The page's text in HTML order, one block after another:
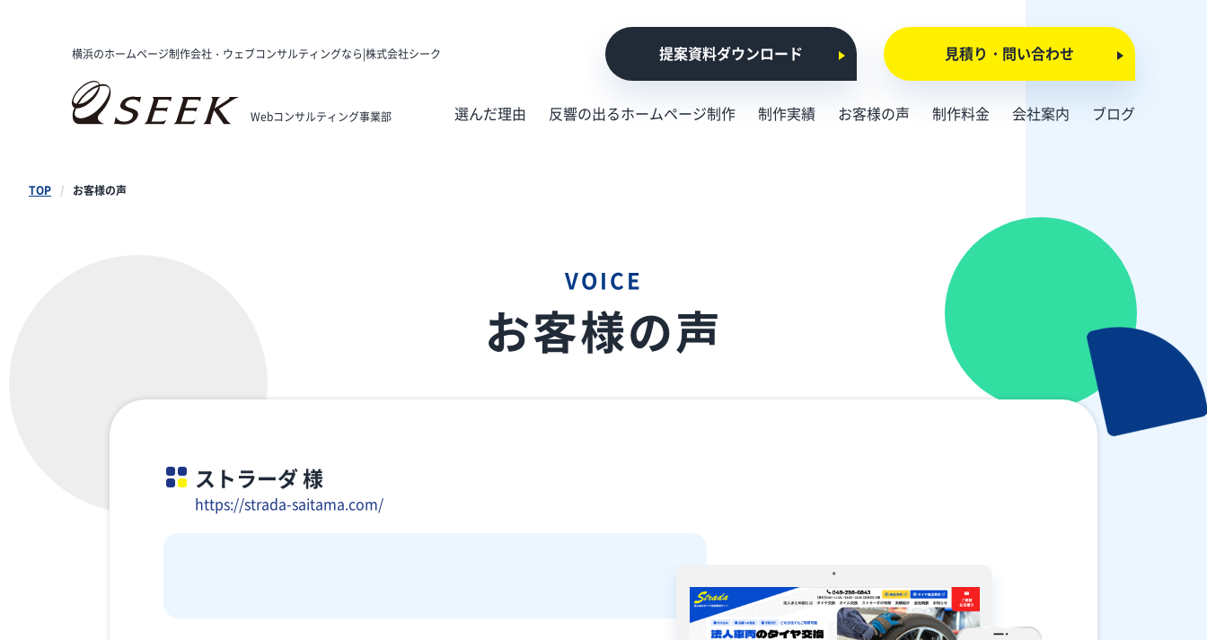
横浜のホームページ制作会社・ウェブコンサルティングなら|株式会社シーク 提案資料ダウンロード 見積り・問い合わせ
Webコンサルティング事業部 選んだ理由 反響の出るホームページ制作 制作実績 お客様の声 制作料金
会社案内
ブログ
TOP お客様の声
VOICE
お客様の声
ストラーダ 様
https://strada-saitama.com/